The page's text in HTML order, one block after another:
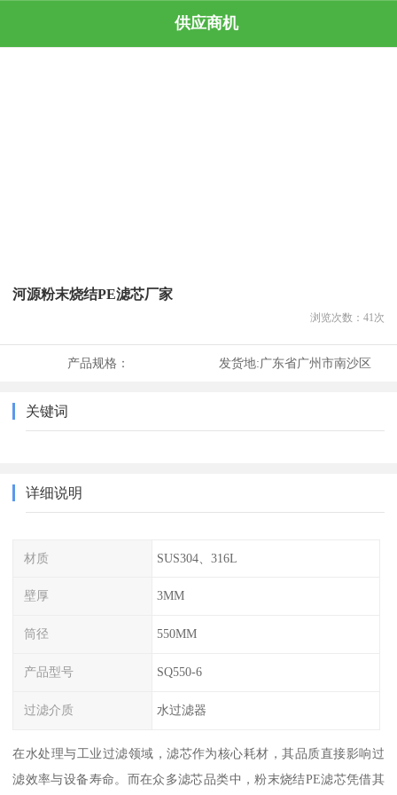
供应商机
河源粉末烧结PE滤芯厂家
浏览次数： 41 次
产品规格： 发货地:广东省广州市南沙区
关键词
详细说明
材质 SUS304、316L
壁厚 3MM
筒径 550MM
产品型号 SQ550-6
过滤介质 水过滤器
在水处理与工业过滤领域，滤芯作为核心耗材，其品质直接影响过
滤效率与设备寿命。而在众多滤芯品类中，粉末烧结PE滤芯凭借其